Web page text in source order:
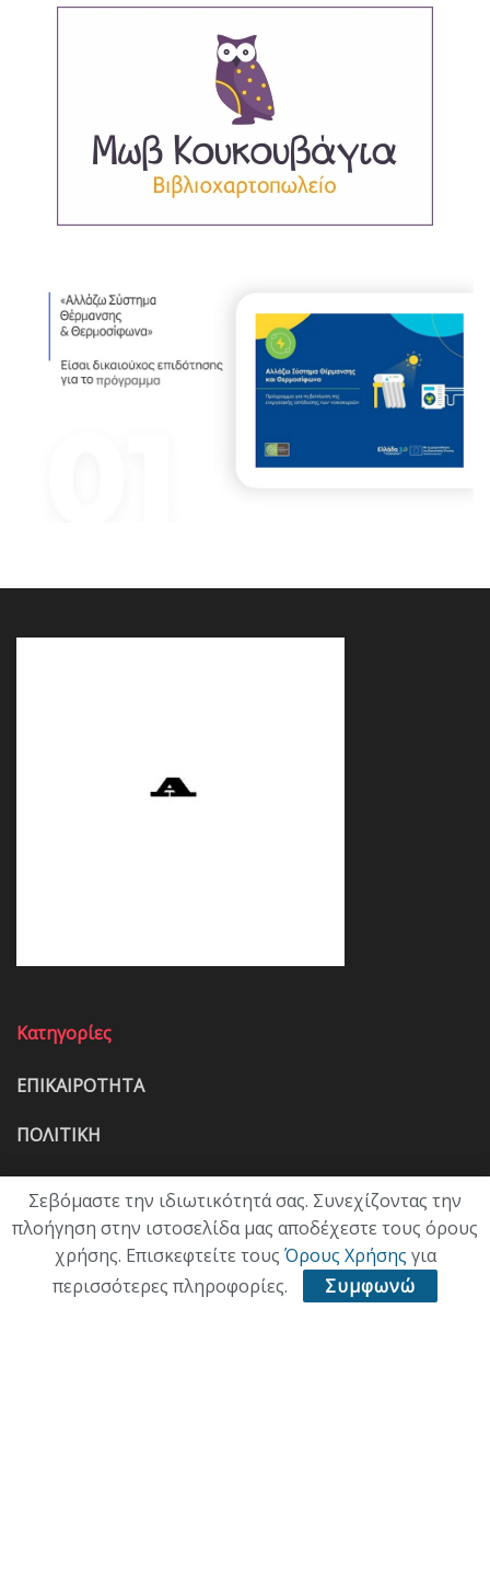
Κατηγορίες
ΕΠΙΚΑΙΡΟΤΗΤΑ
ΠΟΛΙΤΙΚΗ
ΟΙΚΟΝΟΜΙΑ
ΠΟΛΙΤΙΣΜΟΣ
ΥΓΕΙΑ
Σεβόμαστε την ιδιωτικότητά σας. Συνεχίζοντας την
πλοήγηση στην ιστοσελίδα μας αποδέχεστε τους όρους
χρήσης. Επισκεφτείτε τους Όρους Χρήσης για
περισσότερες πληροφορίες.
Συμφωνώ